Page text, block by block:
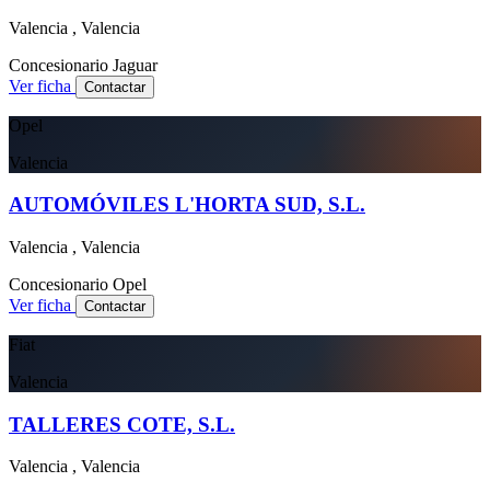
Valencia , Valencia
Concesionario Jaguar
Ver ficha
Contactar
Opel
Valencia
AUTOMÓVILES L'HORTA SUD, S.L.
Valencia , Valencia
Concesionario Opel
Ver ficha
Contactar
Fiat
Valencia
TALLERES COTE, S.L.
Valencia , Valencia